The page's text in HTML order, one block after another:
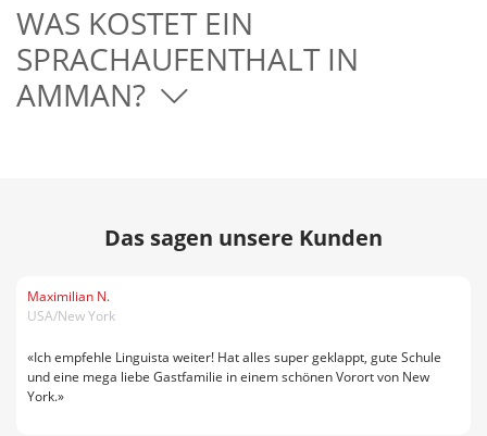
WAS KOSTET EIN
SPRACHAUFENTHALT IN
AMMAN?
Das sagen unsere Kunden
Maximilian N.
USA/New York
«Ich empfehle Linguista weiter! Hat alles super geklappt, gute Schule
und eine mega liebe Gastfamilie in einem schönen Vorort von New
York.»